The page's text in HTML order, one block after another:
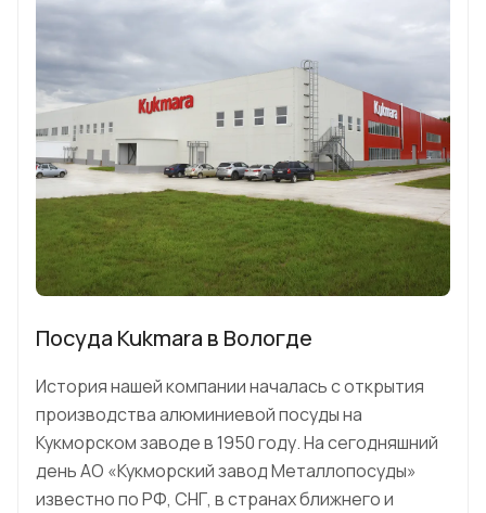
Посуда Kukmara в Вологде
История нашей компании началась с открытия
производства алюминиевой посуды на
Кукморском заводе в 1950 году. На сегодняшний
день АО «Кукморский завод Металлопосуды»
известно по РФ, СНГ, в странах ближнего и